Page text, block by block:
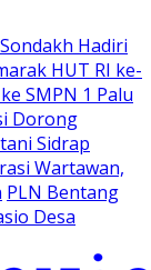
Hadiri
HUT RI ke-
SMPN 1 Palu
Dorong
Sidrap
Wartawan,
PLN Bentang
Desa